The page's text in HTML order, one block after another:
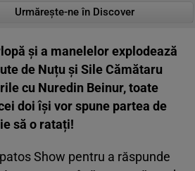
Urmărește-ne în Discover
și a manelelor explodează
de Nuțu și Sile Cămătaru
cu Nuredin Beinur, toate
doi își vor spune partea de
să o ratați!
Show pentru a răspunde